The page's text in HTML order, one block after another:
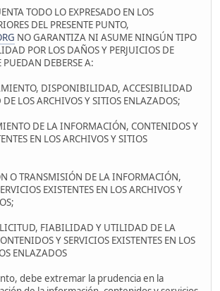
TODO LO EXPRESADO EN LOS
DEL PRESENTE PUNTO,
NO GARANTIZA NI ASUME NINGÚN TIPO
POR LOS DAÑOS Y PERJUICIOS DE
DEBERSE A:
DISPONIBILIDAD, ACCESIBILIDAD
LOS ARCHIVOS Y SITIOS ENLAZADOS;
DE LA INFORMACIÓN, CONTENIDOS Y
EN LOS ARCHIVOS Y SITIOS
O TRANSMISIÓN DE LA INFORMACIÓN,
EXISTENTES EN LOS ARCHIVOS Y
FIABILIDAD Y UTILIDAD DE LA
Y SERVICIOS EXISTENTES EN LOS
ENLAZADOS
debe extremar la prudencia en la